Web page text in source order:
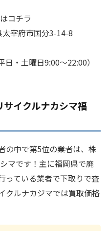
コチラ
宰府市国分3-14-8
・土曜日9:00～22:00）
イクルナカシマ福
の中で第5位の業者は、株
マです！主に福岡県で廃
っている業者で下取りで査
クルナカジマでは買取価格